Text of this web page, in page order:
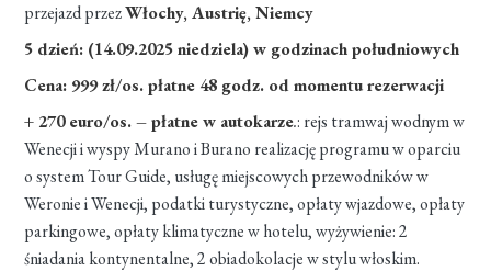
przejazd przezWłochy, Austrię, Niemcy
5 dzień: (14.09.2025 niedziela) w godzinach południowych
Cena: 999 zł/os. płatne 48 godz. od momentu rezerwacji
+ 270 euro/os. – płatne w autokarze.: rejs tramwaj wodnym w
Wenecji i wyspy Murano i Burano realizację programu w oparciu
o system Tour Guide, usługę miejscowych przewodników w
Weronie i Wenecji, podatki turystyczne, opłaty wjazdowe, opłaty
parkingowe, opłaty klimatyczne w hotelu, wyżywienie: 2
śniadania kontynentalne, 2 obiadokolacje w stylu włoskim.